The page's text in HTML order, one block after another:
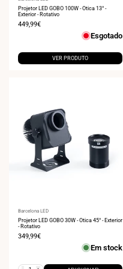
Projetor LED GOBO 100W - Ótica 13° -
Exterior - Rotativo
Preço
449,99€
Esgotado
VER PRODUTO
Fornecedor:
Barcelona LED
Projetor LED GOBO 30W - Ótica 45° - Exterior
- Rotativo
Preço
349,99€
Em stock